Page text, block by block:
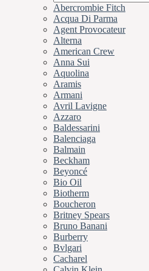
Abercrombie Fitch
Acqua Di Parma
Agent Provocateur
Alterna
American Crew
Anna Sui
Aquolina
Aramis
Armani
Avril Lavigne
Azzaro
Baldessarini
Balenciaga
Balmain
Beckham
Beyoncé
Bio Oil
Biotherm
Boucheron
Britney Spears
Bruno Banani
Burberry
Bvlgari
Cacharel